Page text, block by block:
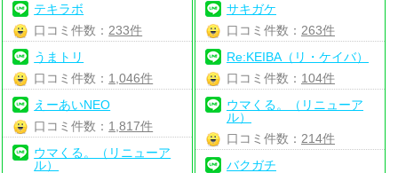
テキラボ
口コミ件数： 233件
うまトリ
口コミ件数： 1,046件
えーあいNEO
口コミ件数： 1,817件
ウマくる。（リニューア
ル）
サキガケ
口コミ件数： 263件
Re:KEIBA（リ・ケイバ）
口コミ件数： 104件
ウマくる。（リニューア
ル）
口コミ件数： 214件
バクガチ